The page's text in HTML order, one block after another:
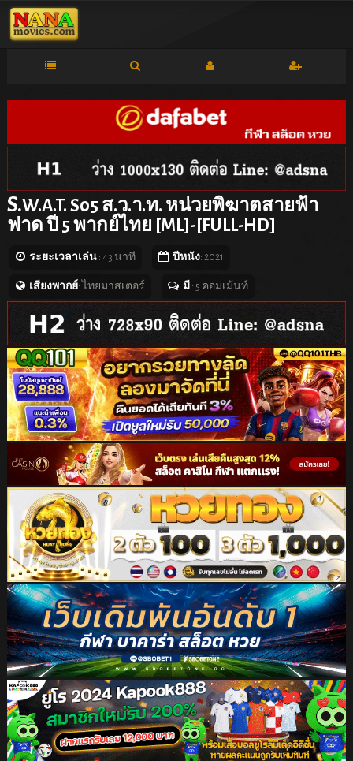
S.W.A.T. S05 ส.ว.า.ท. หน่วยพิฆาตสายฟ้า
ฟาด ปี 5 พากย์ไทย [ML]-[FULL-HD]
ระยะเวลาเล่น: 43 นาที ปีหนัง: 2021
เสียงพากย์: ไทยมาสเตอร์ มี : 5 คอมเม้นท์